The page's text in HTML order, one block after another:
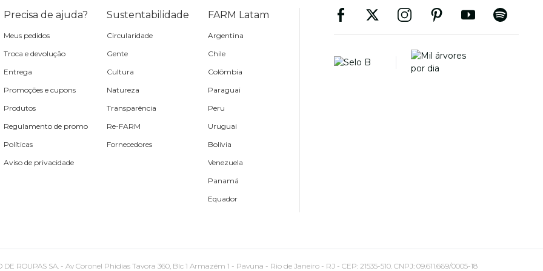
Precisa de ajuda?
Meus pedidos
Troca e devolução
Entrega
Promoções e cupons
Produtos
Regulamento de promo
Políticas
Aviso de privacidade
Sustentabilidade
Circularidade
Gente
Cultura
Natureza
Transparência
Re-FARM
Fornecedores
FARM Latam
Argentina
Chile
Colômbia
Paraguai
Peru
Uruguai
Bolívia
Venezuela
Panamá
Equador
ROUPAS SA. - Av Coronel Phidias Tavora 360, Blc 1 Armazém 1 - Pavuna - Rio de Janeiro - RJ - CEP: 21535-510. CNPJ: 09.611.669/0005-18